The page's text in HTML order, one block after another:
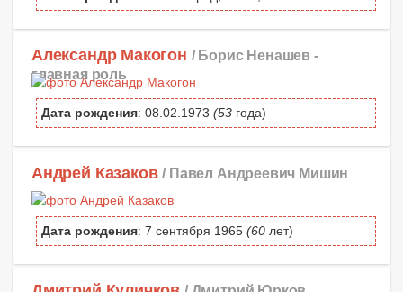
Александр Макогон / Борис Ненашев -
главная роль
Дата рождения: 08.02.1973 (53 года)
Андрей Казаков / Павел Андреевич Мишин
Дата рождения: 7 сентября 1965 (60 лет)